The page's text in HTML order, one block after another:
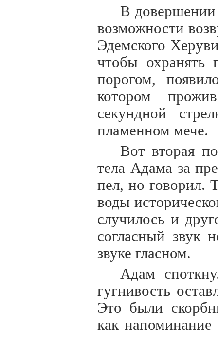
В довершении
возможности
Эдемского
чтобы охранять
порогом,
котором
секундной
пламенном мече.
Вот вторая
тела Адама за
пел, но говорил.
воды
случилось и
согласный звук
звуке гласном.
Адам
гугнивость
Это были
как